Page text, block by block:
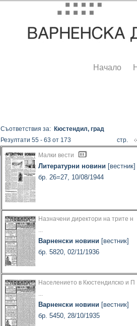
Начало
Съответствия за: Кюстендил, град
Резултати 55 - 63 от 173
стр.
Малки вести
Литературни новини [вестник]
бр. 26=27, 10/08/1944
Назначени директори на трите н
...
Варненски новини [вестник]
бр. 5820, 02/11/1936
Населението в Кюстендилско и П
...
Варненски новини [вестник]
бр. 5450, 28/10/1935